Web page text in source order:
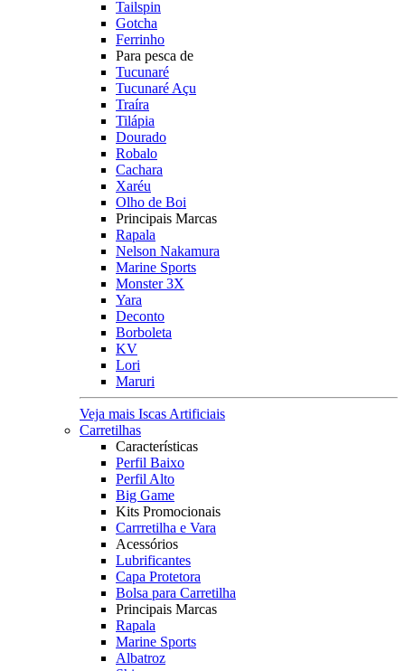
Tailspin
Gotcha
Ferrinho
Para pesca de
Tucunaré
Tucunaré Açu
Traíra
Tilápia
Dourado
Robalo
Cachara
Xaréu
Olho de Boi
Principais Marcas
Rapala
Nelson Nakamura
Marine Sports
Monster 3X
Yara
Deconto
Borboleta
KV
Lori
Maruri
Veja mais Iscas Artificiais
Carretilhas
Características
Perfil Baixo
Perfil Alto
Big Game
Kits Promocionais
Carrretilha e Vara
Acessórios
Lubrificantes
Capa Protetora
Bolsa para Carretilha
Principais Marcas
Rapala
Marine Sports
Albatroz